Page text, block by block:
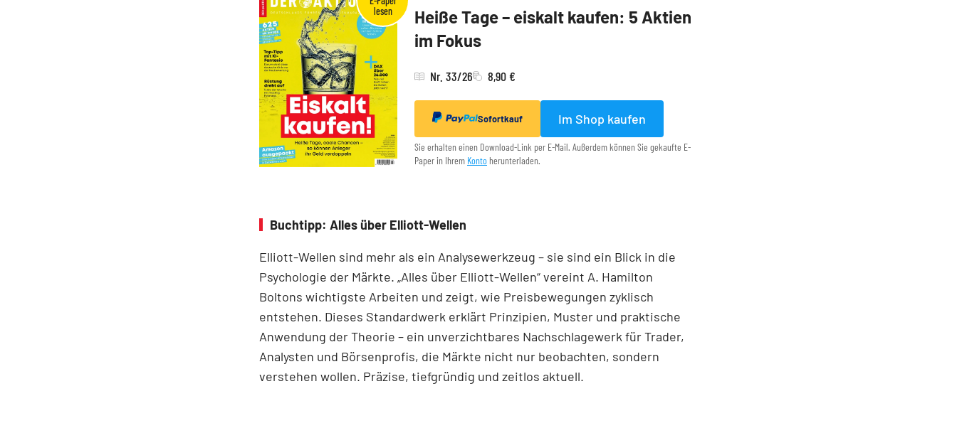
Heiße Tage – eiskalt kaufen: 5 Aktien
im Fokus
Nr. 33/26 8,90 €
Sofortkauf Im Shop kaufen
Sie erhalten einen Download-Link per E-Mail. Außerdem können Sie gekaufte E-
Paper in Ihrem Konto herunterladen.
Buchtipp: Alles über Elliott-Wellen
Elliott-Wellen sind mehr als ein Analysewerkzeug – sie sind ein Blick in die
Psychologie der Märkte. „Alles über Elliott-Wellen“ vereint A. Hamilton
Boltons wichtigste Arbeiten und zeigt, wie Preisbewegungen zyklisch
entstehen. Dieses Standardwerk erklärt Prinzipien, Muster und praktische
Anwendung der Theorie – ein unverzichtbares Nachschlagewerk für Trader,
Analysten und Börsenprofis, die Märkte nicht nur beobachten, sondern
verstehen wollen. Präzise, tiefgründig und zeitlos aktuell.